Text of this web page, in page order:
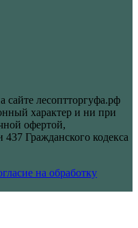
лесоптторгуфа.рф
характер и ни при
офертой,
Гражданского кодекса
на обработку